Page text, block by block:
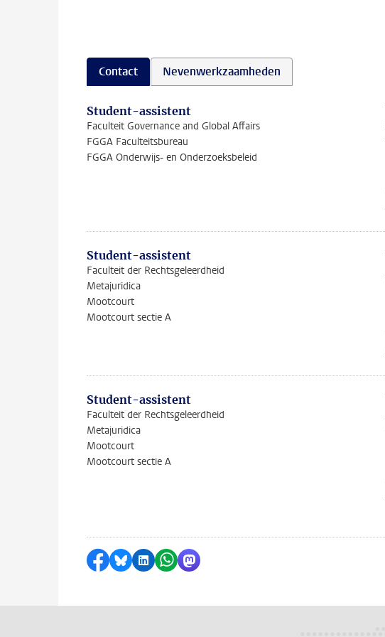
Contact Nevenwerkzaamheden
Student-assistent
Faculteit Governance and Global Affairs
FGGA Faculteitsbureau
FGGA Onderwijs- en Onderzoeksbeleid
Student-assistent
Faculteit der Rechtsgeleerdheid
Metajuridica
Mootcourt
Mootcourt sectie A
Student-assistent
Faculteit der Rechtsgeleerdheid
Metajuridica
Mootcourt
Mootcourt sectie A
Delen op Facebook
Delen via Bluesky
Delen op LinkedIn
Delen via WhatsApp
Delen via Mastodon